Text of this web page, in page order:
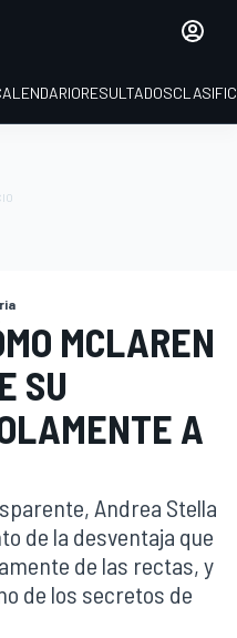
RESULTADOS
MCLAREN
SU
A
Andrea Stella
de la desventaja que
de las rectas, y
de los secretos de